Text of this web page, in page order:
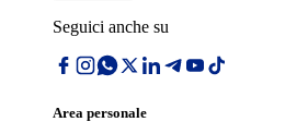
Seguici anche su
Area personale